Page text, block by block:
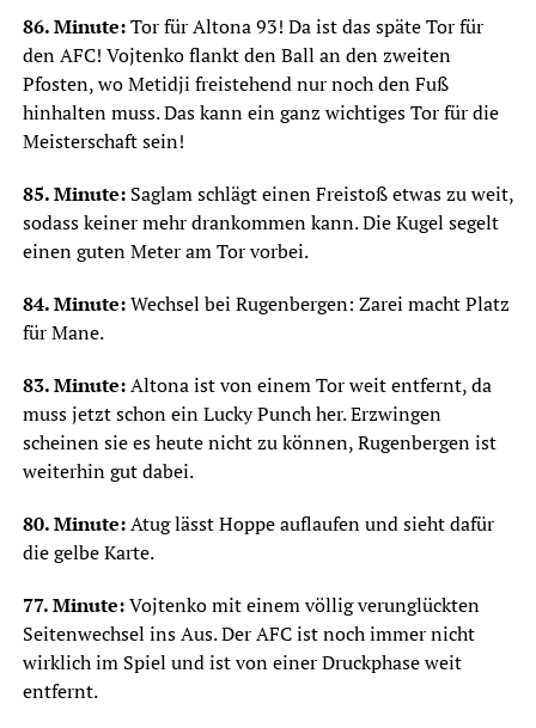
86. Minute:Tor für Altona 93! Da ist das späte Tor für
den AFC! Vojtenko flankt den Ball an den zweiten
Pfosten, wo Metidji freistehend nur noch den Fuß
hinhalten muss. Das kann ein ganz wichtiges Tor für die
Meisterschaft sein!
85. Minute: Saglam schlägt einen Freistoß etwas zu weit,
sodass keiner mehr drankommen kann. Die Kugel segelt
einen guten Meter am Tor vorbei.
84. Minute:Wechsel bei Rugenbergen: Zarei macht Platz
für Mane.
83. Minute:Altona ist von einem Tor weit entfernt, da
muss jetzt schon ein Lucky Punch her. Erzwingen
scheinen sie es heute nicht zu können, Rugenbergen ist
weiterhin gut dabei.
80. Minute:Atug lässt Hoppe auflaufen und sieht dafür
die gelbe Karte.
77. Minute:Vojtenko mit einem völlig verunglückten
Seitenwechsel ins Aus. Der AFC ist noch immer nicht
wirklich im Spiel und ist von einer Druckphase weit
entfernt.